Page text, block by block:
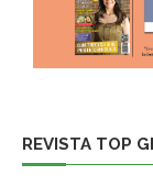
REVISTA TOP